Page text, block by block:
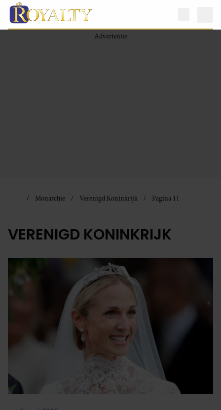
Monarchie Verenigd Koninkrijk Pagina 11
VERENIGD KONINKRIJK